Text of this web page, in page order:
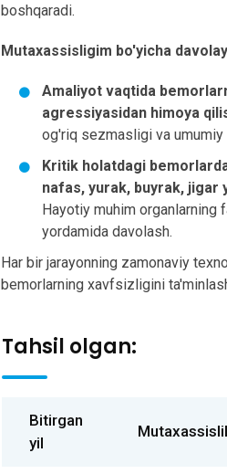
boshqaradi.
Mutaxassisligim bo'yicha
Amaliyot vaqtida
agressiyasidan himoya
og'riq sezmasligi va
Kritik holatdagi
nafas, yurak, buyrak,
Hayotiy muhim
yordamida davolash.
Har bir jarayonning zamonaviy
bemorlarning xavfsizligini
Tahsil olgan:
Bitirgan
yil